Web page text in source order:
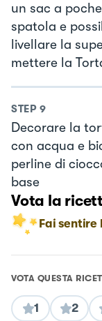
un sac a
spatola e
livellare la
mettere la
STEP 9
Decorare la
con acqua e
perline di
base
Vota la
Fai sentire
VOTA QUESTA
1 2